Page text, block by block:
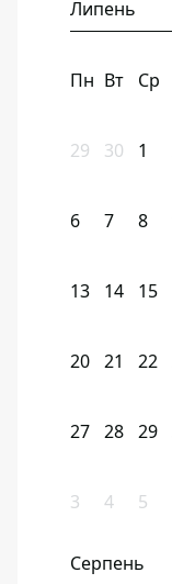
Липень
Пн Вт Ср
29 30 1
6 7 8
13 14 15
20 21 22
27 28 29
3 4 5
Серпень